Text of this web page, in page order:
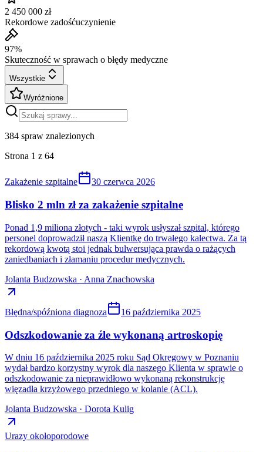
2 450 000 zł
Rekordowe zadośćuczynienie
97%
Skuteczność w sprawach o błędy medyczne
Wszystkie
Wyróżnione
384 spraw znalezionych
Strona 1 z 64
Zakażenie szpitalne 30 czerwca 2026
Blisko 2 mln zł za zakażenie szpitalne
Ponad 1,9 miliona złotych - taki wyrok usłyszał szpital, którego
personel doprowadził naszą Klientkę do trwałego kalectwa. Za tą
rekordową kwotą stoi jednak bulwersująca prawda o rażących
zaniedbaniach i złamaniu procedur medycznych.
Jolanta Budzowska · Anna Znachowska
Błędna/spóźniona diagnoza 16 października 2025
Odszkodowanie za źle wykonaną artroskopię
W dniu 16 października 2025 roku Sąd Okręgowy w Poznaniu
wydał bardzo korzystny wyrok dla naszego Klienta w sprawie o
odszkodowanie za nieprawidłowo wykonaną rekonstrukcję
więzadła krzyżowego przedniego w kolanie (ACL).
Jolanta Budzowska · Dorota Kulig
Urazy okołoporodowe